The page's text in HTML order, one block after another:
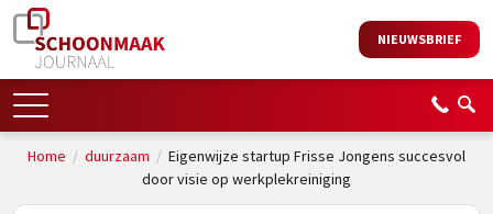
NIEUWSBRIEF
Home / duurzaam / Eigenwijze startup Frisse Jongens succesvol
door visie op werkplekreiniging